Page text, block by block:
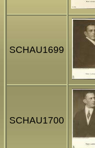
SCHAU1699
SCHAU1700